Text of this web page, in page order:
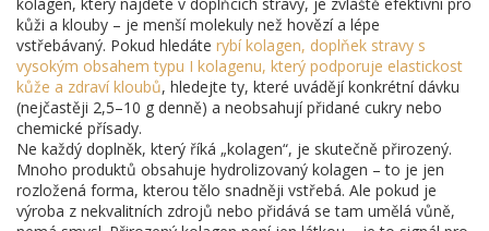
kůži a klouby – je menší molekuly než hovězí a lépe
vstřebávaný. Pokud hledáte rybí kolagen, doplňek stravy s
vysokým obsahem typu I kolagenu, který podporuje elastickost
kůže a zdraví kloubů, hledejte ty, které uvádějí konkrétní dávku
(nejčastěji 2,5–10 g denně) a neobsahují přidané cukry nebo
chemické přísady.
Ne každý doplněk, který říká „kolagen“, je skutečně přirozený.
Mnoho produktů obsahuje hydrolizovaný kolagen – to je jen
rozložená forma, kterou tělo snadněji vstřebá. Ale pokud je
výroba z nekvalitních zdrojů nebo přidává se tam umělá vůně,